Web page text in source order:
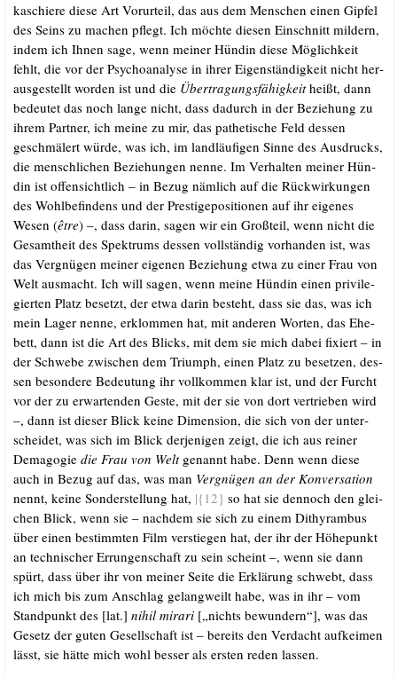
kaschie­re die­se Art Vor­ur­teil, das aus dem Men­schen einen Gip­fel
des Seins zu machen pflegt. Ich möch­te die­sen Ein­schnitt mil­dern,
indem ich Ihnen sage, wenn mei­ner Hün­din die­se Mög­lich­keit
fehlt, die vor der Psy­cho­ana­ly­se in ihrer Eigen­stän­dig­keit nicht her­
aus­ge­stellt wor­den ist und die Über­tra­gungs­fä­hig­keitheißt, dann
bedeu­tet das noch lan­ge nicht, dass dadurch in der Bezie­hung zu
ihrem Part­ner, ich mei­ne zu mir, das pathe­ti­sche Feld des­sen
geschmä­lert wür­de, was ich, im land­läu­fi­gen Sin­ne des Aus­drucks,
die mensch­li­chen Bezie­hun­gen nen­ne. Im Ver­hal­ten mei­ner Hün­
din ist offen­sicht­lich – in Bezug näm­lich auf die Rück­wir­kun­gen
des Wohl­be­fin­dens und der Pres­ti­ge­po­si­tio­nen auf ihr eige­nes
Wesen (être) –, dass dar­in, sagen wir ein Groß­teil, wenn nicht die
Gesamt­heit des Spek­trums des­sen voll­stän­dig vor­han­den ist, was
das Ver­gnü­gen mei­ner eige­nen Bezie­hung etwa zu einer Frau von
Welt aus­macht. Ich will sagen, wenn mei­ne Hün­din einen pri­vi­le­
gier­ten Platz besetzt, der etwa dar­in besteht, dass sie das, was ich
mein Lager nen­ne, erklom­men hat, mit ande­ren Wor­ten, das Ehe­
bett, dann ist die Art des Blicks, mit dem sie mich dabei fixiert – in
der Schwe­be zwi­schen dem Tri­umph, einen Platz zu beset­zen, des­
sen beson­de­re Bedeu­tung ihr voll­kom­men klar ist, und der Furcht
vor der zu erwar­ten­den Ges­te, mit der sie von dort ver­trie­ben wird
–, dann ist die­ser Blick kei­ne Dimen­si­on, die sich von der unter­
schei­det, was sich im Blick der­je­ni­gen zeigt, die ich aus rei­ner
Dem­ago­gie die Frau von Weltgenannt habe. Denn wenn die­se
auch in Bezug auf das, was man Ver­gnü­gen an der Kon­ver­sa­ti­on
nennt, kei­ne Son­der­stel­lung hat, |{12} so hat sie den­noch den glei­
chen Blick, wenn sie – nach­dem sie sich zu einem Dithy­ram­bus
über einen bestimm­ten Film ver­stie­gen hat, der ihr der Höhe­punkt
an tech­ni­scher Errun­gen­schaft zu sein scheint –, wenn sie dann
spürt, dass über ihr von mei­ner Sei­te die Erklä­rung schwebt, dass
ich mich bis zum Anschlag gelang­weilt habe, was in ihr – vom
Stand­punkt des [lat.] nihil mira­ri[„nichts bewun­dern“], was das
Gesetz der guten Gesell­schaft ist – bereits den Ver­dacht auf­kei­men
lässt, sie hät­te mich wohl bes­ser als ers­ten reden lassen.